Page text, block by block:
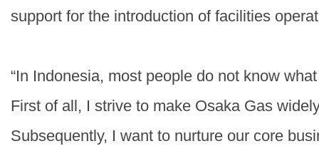
support for the introduction of facilities
“In Indonesia, most people do not know
First of all, I strive to make Osaka Gas
Subsequently, I want to nurture our core